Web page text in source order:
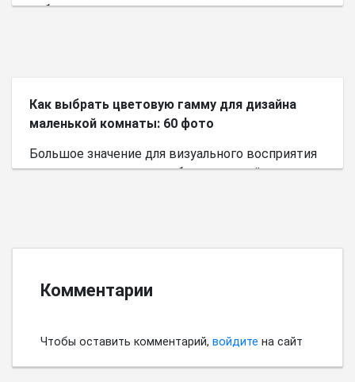
небольшого пространства.
Как выбрать цветовую гамму для дизайна
маленькой комнаты: 60 фото
Большое значение для визуального восприятия
пространства имеет выбор цветовой палитры.
Комментарии
Чтобы оставить комментарий, войдите на сайт